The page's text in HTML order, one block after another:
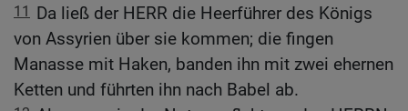
11
Da ließ der HERR die Heerführer des Königs
von Assyrien über sie kommen; die fingen
Manasse mit Haken, banden ihn mit zwei ehernen
Ketten und führten ihn nach Babel ab.